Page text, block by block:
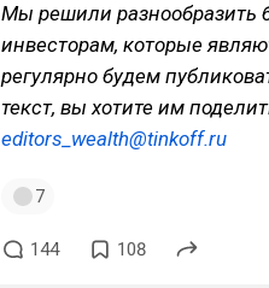
Мы решили разнообразить
инвесторам, которые
регулярно будем
текст, вы хотите им
editors_wealth@tinkoff.ru
7
144 108